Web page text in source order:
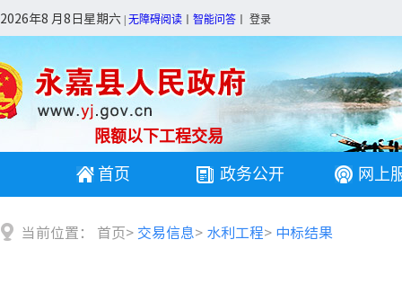
2026年8 月8日星期六 无障碍阅读 智能问答 登录
限额以下工程交易
首页 政务公开 网上
当前位置： 首页> 交易信息> 水利工程> 中标结果